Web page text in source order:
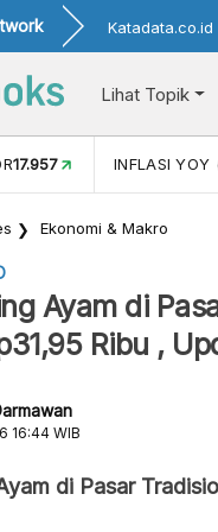
Katadata.co.id
Lihat Topik
17.957 INFLASI YOY
Ekonomi & Makro
Ayam di
Ribu ,
16:44 WIB
di Pasar